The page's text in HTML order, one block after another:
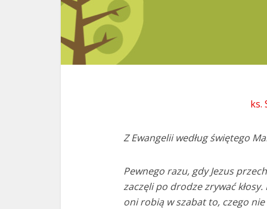
ks.
Z Ewangelii według świętego
Pewnego razu, gdy Jezus
zaczęli po drodze zrywać
oni robią w szabat to, czego nie